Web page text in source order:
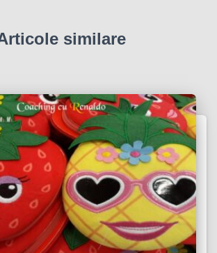
similare